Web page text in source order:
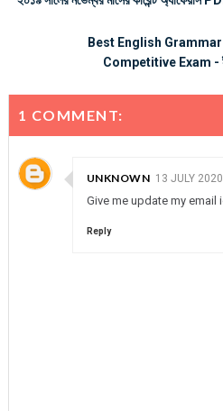
Best English
Competitive Exam -
1 COMMENT:
UNKNOWN 13 JULY
Give me update my email
Reply